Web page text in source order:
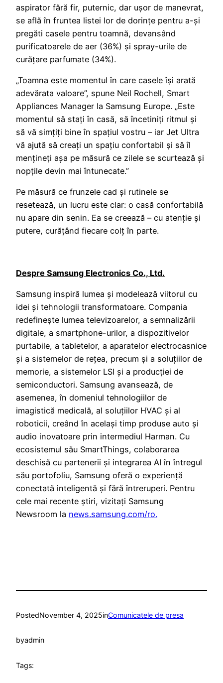
aspirator fără fir, puternic, dar ușor de manevrat,
se află în fruntea listei lor de dorințe pentru a-și
pregăti casele pentru toamnă, devansând
purificatoarele de aer (36%) și spray-urile de
curățare parfumate (34%).
„Toamna este momentul în care casele își arată
adevărata valoare”, spune Neil Rochell, Smart
Appliances Manager la Samsung Europe. „Este
momentul să stați în casă, să încetiniți ritmul și
să vă simțiți bine în spațiul vostru – iar Jet Ultra
vă ajută să creați un spațiu confortabil și să îl
mențineți așa pe măsură ce zilele se scurtează și
nopțile devin mai întunecate.”
Pe măsură ce frunzele cad și rutinele se
resetează, un lucru este clar: o casă confortabilă
nu apare din senin. Ea se creează – cu atenție și
putere, curățând fiecare colț în parte.
Despre Samsung Electronics Co., Ltd.
Samsung inspiră lumea și modelează viitorul cu
idei și tehnologii transformatoare. Compania
redefinește lumea televizoarelor, a semnalizării
digitale, a smartphone-urilor, a dispozitivelor
purtabile, a tabletelor, a aparatelor electrocasnice
și a sistemelor de rețea, precum și a soluțiilor de
memorie, a sistemelor LSI și a producției de
semiconductori. Samsung avansează, de
asemenea, în domeniul tehnologiilor de
imagistică medicală, al soluțiilor HVAC și al
roboticii, creând în același timp produse auto și
audio inovatoare prin intermediul Harman. Cu
ecosistemul său SmartThings, colaborarea
deschisă cu partenerii și integrarea AI în întregul
său portofoliu, Samsung oferă o experiență
conectată inteligentă și fără întreruperi. Pentru
cele mai recente știri, vizitați Samsung
Newsroom la news.samsung.com/ro.
PostedNovember 4, 2025inComunicatele de presa
byadmin
Tags: